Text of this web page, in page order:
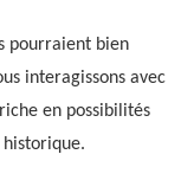
pourraient bien
interagissons avec
en possibilités